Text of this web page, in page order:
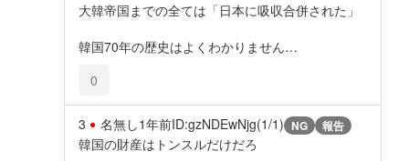
大韓帝国までの全ては「日本に吸収合併された」
韓国70年の歴史はよくわかりません…
0
3 名無し1年前ID:gzNDEwNjg(1/1) NG 報告
韓国の財産はトンスルだけだろ